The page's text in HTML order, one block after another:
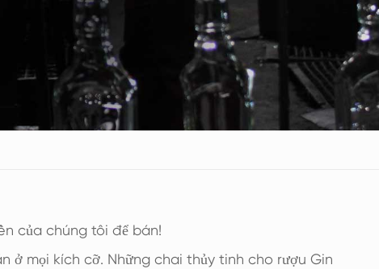
của chúng tôi để bán!
mọi kích cỡ. Những chai thủy tinh cho rượu Gin